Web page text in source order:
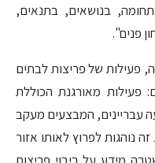
בנושאים, בתנאים,
פנים".
פעילות של פריצות לבתים
פעילות מאורגנת הכוללת
עבריינים, המבצעים מעקב
נוהגות לפרוץ לאותו אזור